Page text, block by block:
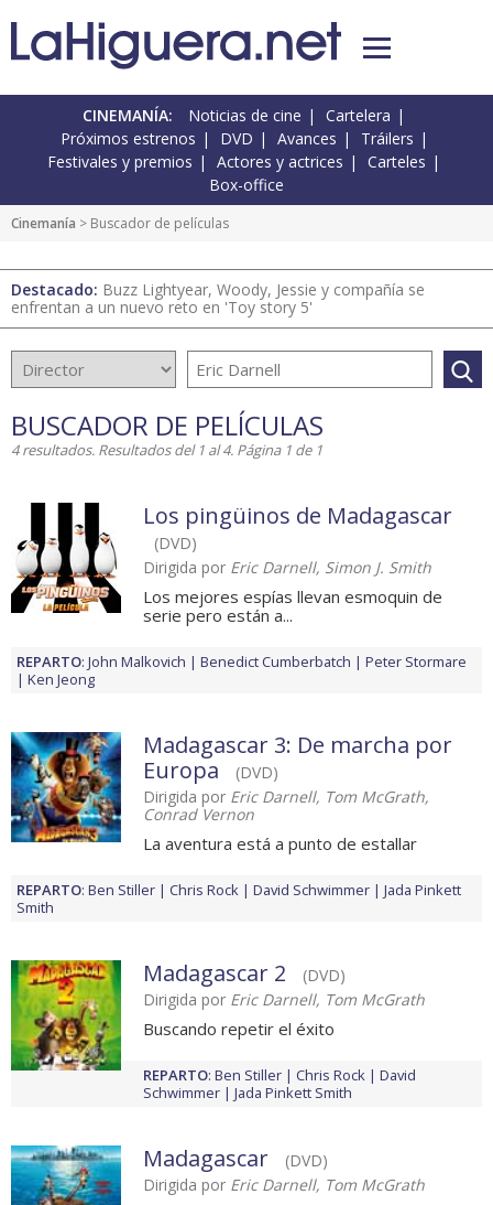
CINEMANÍA: Noticias de cine
Cartelera
Próximos estrenos
DVD Avances
Tráilers
Festivales y premios
Actores y actrices
Carteles
Box-office
Cinemanía > Buscador de películas
Destacado: Buzz Lightyear, Woody, Jessie y compañía se
enfrentan a un nuevo reto en 'Toy story 5'
BUSCADOR DE PELÍCULAS
4 resultados. Resultados del 1 al 4. Página 1 de 1
Los pingüinos de Madagascar
(DVD)
Dirigida por Eric Darnell, Simon J. Smith
Los mejores espías llevan esmoquin de
serie pero están a...
REPARTO: John Malkovich Benedict Cumberbatch
Peter Stormare
Ken Jeong
Madagascar 3: De marcha por
Europa
(DVD)
Dirigida por Eric Darnell, Tom McGrath,
Conrad Vernon
La aventura está a punto de estallar
REPARTO: Ben Stiller Chris Rock David Schwimmer
Jada Pinkett
Smith
Madagascar 2
(DVD)
Dirigida por Eric Darnell, Tom McGrath
Buscando repetir el éxito
REPARTO: Ben Stiller Chris Rock
David
Schwimmer
Jada Pinkett Smith
Madagascar
(DVD)
Dirigida por Eric Darnell, Tom McGrath